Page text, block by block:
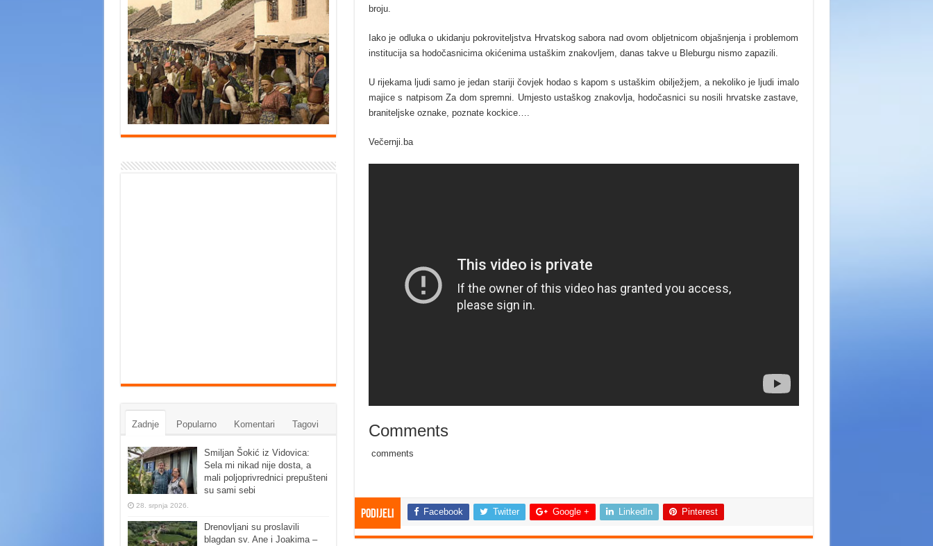
broju.
Iako je odluka o ukidanju pokroviteljstva Hrvatskog sabora nad ovom obljetnicom objašnjenja i problemom
institucija sa hodočasnicima okićenima ustaškim znakovljem, danas takve u Bleburgu nismo zapazili.
U rijekama ljudi samo je jedan stariji čovjek hodao s kapom s ustaškim obilježjem, a nekoliko je ljudi imalo
majice s natpisom Za dom spremni. Umjesto ustaškog znakovlja, hodočasnici su nosili hrvatske zastave,
braniteljske oznake, poznate kockice….
Večernji.ba
Comments
comments
Podijeli Facebook Twitter Google + LinkedIn Pinterest
Zadnje Popularno Komentari Tagovi
Smiljan Šokić iz Vidovica:
Sela mi nikad nije dosta, a
mali poljoprivrednici prepušteni
su sami sebi
28. srpnja 2026.
Drenovljani su proslavili
blagdan sv. Ane i Joakima –